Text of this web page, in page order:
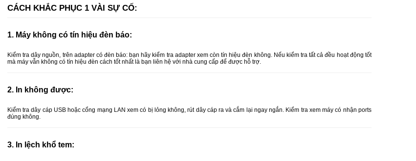
CÁCH KHẮC PHỤC 1 VÀI SỰ CỐ:
1. Máy không có tín hiệu đèn báo:
Kiểm tra dây nguồn, trên adapter có đèn báo: bạn hãy kiểm tra adapter xem còn tín hiệu đèn không. Nếu kiểm tra tất cả đều hoạt động tốt
mà máy vẫn không có tín hiệu đèn cách tốt nhất là bạn liên hệ với nhà cung cấp để được hỗ trợ.
2. In không được:
Kiểm tra dây cáp USB hoặc cổng mạng LAN xem có bị lỏng không, rút dây cáp ra và cắm lại ngay ngắn. Kiểm tra xem máy có nhận ports
đúng không.
3. In lệch khổ tem: